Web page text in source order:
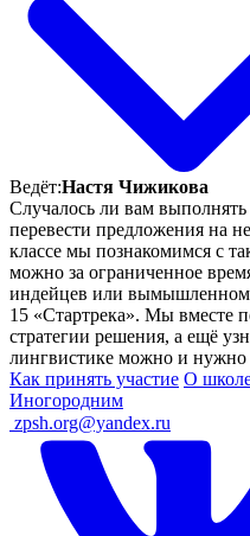
Ведёт:Настя Чижикова
Случалось ли вам
перевести предложения на
классе мы познакомимся с
можно за ограниченное
индейцев или вымышленном
15 «Стартрека». Мы вместе
стратегии решения, а ещё
лингвистике можно и нужно
Как принять участие О
Иногородним
zpsh.org@yandex.ru